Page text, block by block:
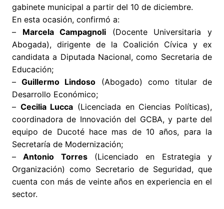
gabinete municipal a partir del 10 de diciembre.
En esta ocasión, confirmó a:
– Marcela Campagnoli (Docente Universitaria y
Abogada), dirigente de la Coalición Cívica y ex
candidata a Diputada Nacional, como Secretaria de
Educación;
–Guillermo Lindoso (Abogado) como titular de
Desarrollo Económico;
– Cecilia Lucca (Licenciada en Ciencias Políticas),
coordinadora de Innovación del GCBA, y parte del
equipo de Ducoté hace mas de 10 años, para la
Secretaría de Modernización;
–Antonio Torres(Licenciado en Estrategia y
Organización) como Secretario de Seguridad, que
cuenta con más de veinte años en experiencia en el
sector.